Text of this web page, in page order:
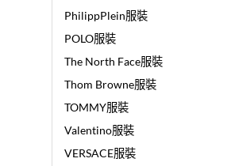
PhilippPlein服裝
POLO服裝
The North Face服裝
Thom Browne服裝
TOMMY服裝
Valentino服裝
VERSACE服裝